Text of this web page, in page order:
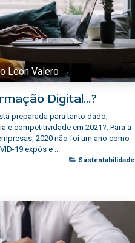
Leon Valero
Digital...?
preparada para tanto dado,
e competitividade em 2021?. Para a
2020 não foi um ano como
19 expôs e ...
Sustentabilidade